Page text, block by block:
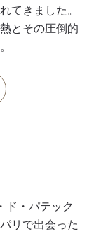
てきました。
とその圧倒的
ド・パテック
リで出会った